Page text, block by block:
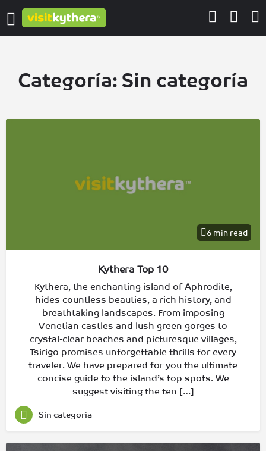
Categoría: Sin categoría
6 min read
Kythera Top 10
Kythera, the enchanting island of Aphrodite,
hides countless beauties, a rich history, and
breathtaking landscapes. From imposing
Venetian castles and lush green gorges to
crystal-clear beaches and picturesque villages,
Tsirigo promises unforgettable thrills for every
traveler. We have prepared for you the ultimate
concise guide to the island’s top spots. We
suggest visiting the ten […]
Sin categoría